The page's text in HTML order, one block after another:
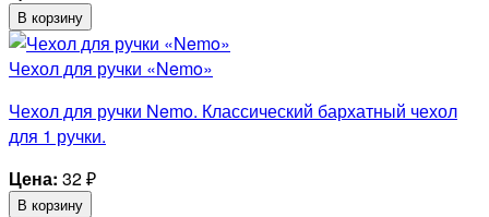
В корзину
Чехол для ручки «Nemo»
Чехол для ручки Nemo. Классический бархатный чехол
для 1 ручки.
Цена: 32₽
В корзину